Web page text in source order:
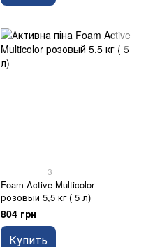
3
Foam Active Multicolor
розовый 5,5 кг ( 5 л)
804 грн
Купить